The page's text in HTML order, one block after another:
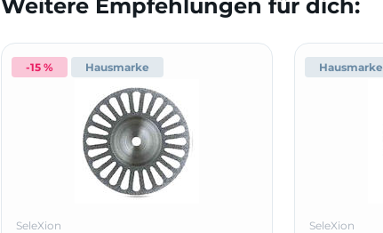
Weitere Empfehlungen für dich:
-15 % Hausmarke
SeleXion
Hausmarke
SeleXion